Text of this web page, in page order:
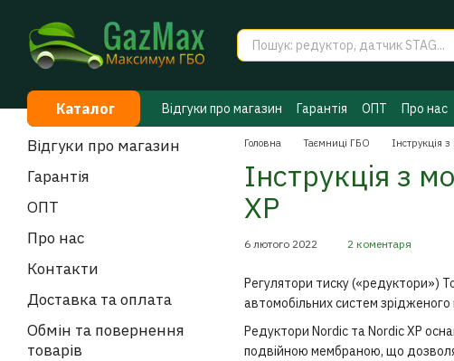
Каталог Відгуки про магазин Гарантія ОПТ Про нас
Договір публічної оферти
Таємниці ГБО
Головна Таємниці ГБО Інструкція
Інструкція з
XP
6 лютого 2022 2 коментаря
Регулятори тиску («редуктори»)
автомобільних систем
Редуктори Nordic та Nordic XP
подвійною мембраною, що
Відгуки про магазин
Гарантія
ОПТ
Про нас
Контакти
Доставка та оплата
Обмін та повернення
товарів